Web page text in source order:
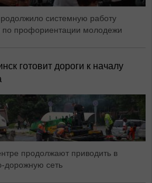
системную работу
по профориентации молодежи
готовит дороги к началу
продолжают приводить в
дорожную сеть